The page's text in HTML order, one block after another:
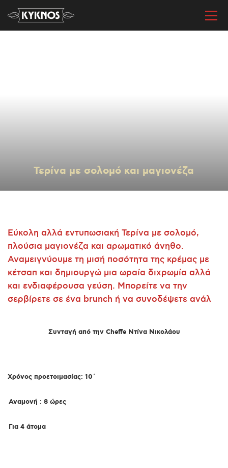
Τερίνα με σολομό και μαγιονέζα
Εύκολη αλλά εντυπωσιακή Τερίνα με σολομό,
πλούσια μαγιονέζα και αρωματικό άνηθο.
Αναμειγνύουμε τη μισή ποσότητα της κρέμας με
κέτσαπ και δημιουργώ μια ωραία διχρωμία αλλά
και ενδιαφέρουσα γεύση. Μπορείτε να την
σερβίρετε σε ένα brunch ή να συνοδέψετε ανάλ
Συνταγή από την Cheffe Ντίνα Νικολάου
Xρόνος προετοιμασίας: 10΄
Αναμονή : 8 ώρες
Για 4 άτομα